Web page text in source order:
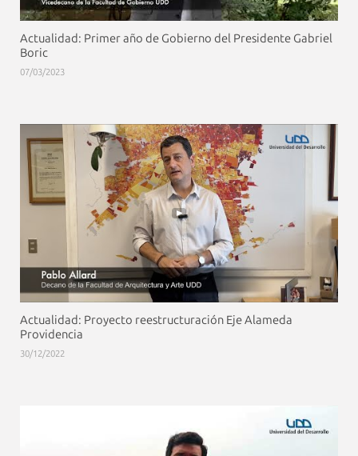
Actualidad: Primer año de Gobierno del Presidente Gabriel
Boric
07/03/2023
Actualidad: Proyecto reestructuración Eje Alameda
Providencia
30/12/2022